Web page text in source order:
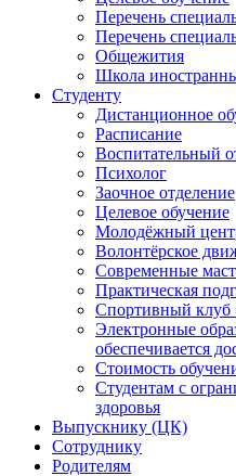
Перечень
Перечень
Общежития
Школа
Студенту
Дистанционное
Расписание
Воспитательный
Психолог
Заочное отделение
Целевое обучение
Молодёжный
Волонтёрское
Современные
Практическая
Спортивный клуб
Электронные
обеспечивается
Стоимость
Студентам с
здоровья
Выпускнику (ЦК)
Сотруднику
Родителям